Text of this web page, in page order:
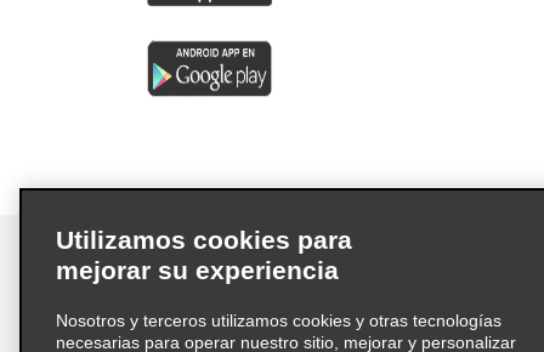
Términos de uso
Política de privacidad
Utilizamos cookies para
mejorar su experiencia
Nosotros y terceros utilizamos cookies y otras tecnologías
necesarias para operar nuestro sitio, mejorar y personalizar